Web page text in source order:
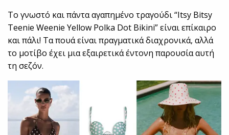
Το γνωστό και πάντα αγαπημένο τραγούδι “Itsy Bitsy
Teenie Weenie Yellow Polka Dot Bikini” είναι επίκαιρο
και πάλι! Τα πουά είναι πραγματικά διαχρονικά, αλλά
το μοτίβο έχει μια εξαιρετικά έντονη παρουσία αυτή
τη σεζόν.